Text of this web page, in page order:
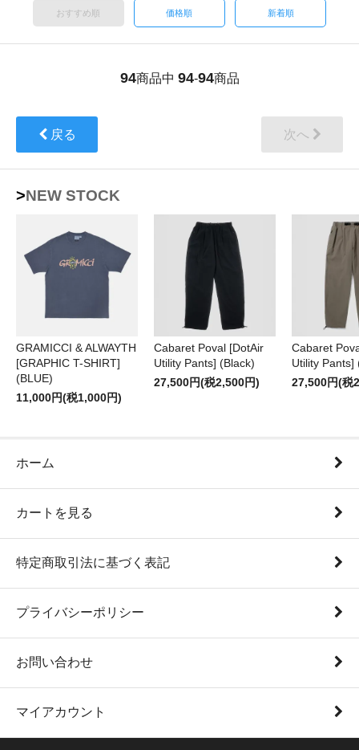
おすすめ順 価格順 新着順
94商品中 94-94商品
戻る 次へ
>NEW STOCK
GRAMICCI & ALWAYTH
[GRAPHIC T-SHIRT]
(BLUE)
11,000円(税1,000円)
Cabaret Poval [DotAir
Utility Pants] (Black)
27,500円(税2,500円)
Cabaret
Utility Pants]
27,500円(税
ホーム
カートを見る
特定商取引法に基づく表記
プライバシーポリシー
お問い合わせ
マイアカウント